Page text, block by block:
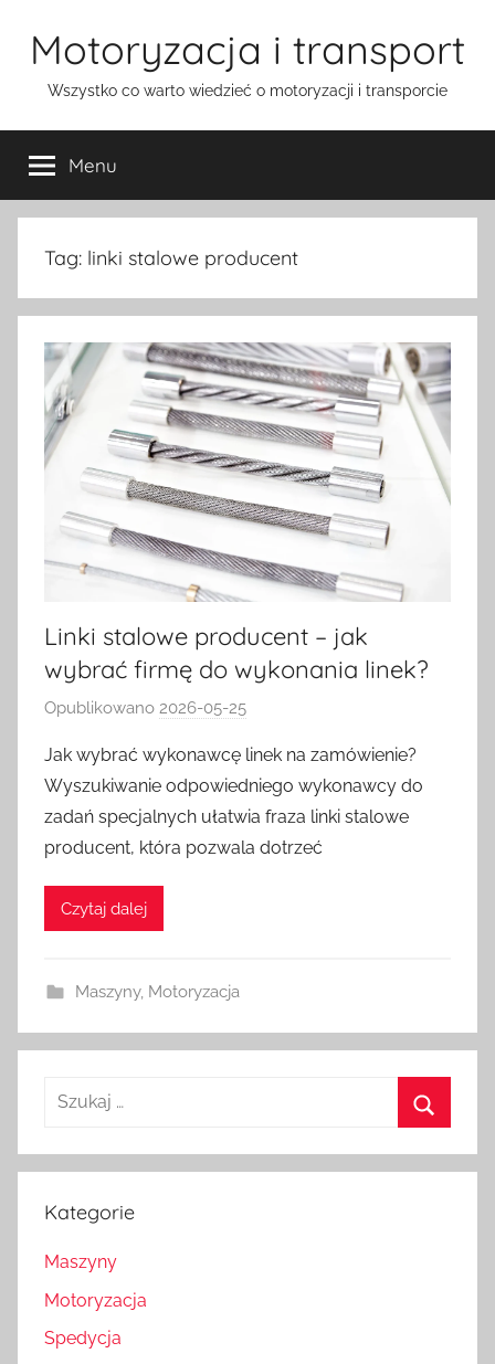
Motoryzacja i transport
Wszystko co warto wiedzieć o motoryzacji i transporcie
Menu
Tag: linki stalowe producent
Linki stalowe producent – jak
wybrać firmę do wykonania linek?
Opublikowano 2026-05-25
z
e
z
a
Jak wybrać wykonawcę linek na zamówienie?
Wyszukiwanie odpowiedniego wykonawcy do
zadań specjalnych ułatwia fraza linki stalowe
producent, która pozwala dotrzeć
Czytaj dalej
Maszyny, Motoryzacja
Szukaj:
Kategorie
Maszyny
Motoryzacja
Spedycja